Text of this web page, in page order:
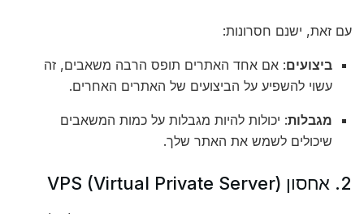
עם זאת, ישנם חסרונות:
ביצועים: אם אחד האתרים תופס הרבה משאבים, זה
עשוי להשפיע על הביצועים של האתרים האחרים.
מגבלות: יכולות להיות מגבלות על כמות המשאבים
שיכולים לשמש את האתר שלך.
2. אחסון VPS (Virtual Private Server)